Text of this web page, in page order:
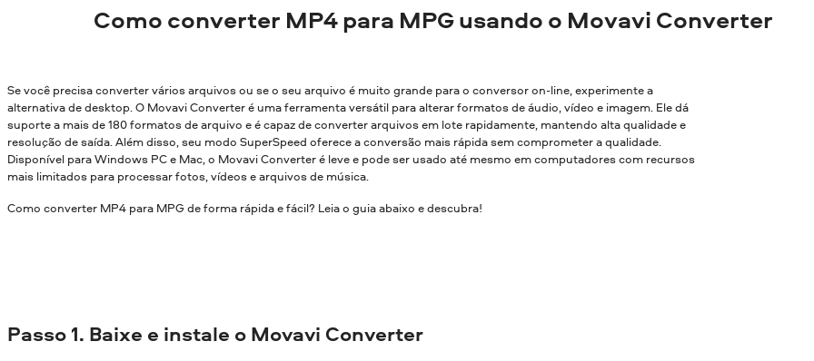
Como converter MP4 para MPG usando o Movavi Converter
Se você precisa converter vários arquivos ou se o seu arquivo é muito grande para o conversor on-line, experimente a
alternativa de desktop. O Movavi Converter é uma ferramenta versátil para alterar formatos de áudio, vídeo e imagem. Ele dá
suporte a mais de 180 formatos de arquivo e é capaz de converter arquivos em lote rapidamente, mantendo alta qualidade e
resolução de saída. Além disso, seu modo SuperSpeed oferece a conversão mais rápida sem comprometer a qualidade.
Disponível para Windows PC e Mac, o Movavi Converter é leve e pode ser usado até mesmo em computadores com recursos
mais limitados para processar fotos, vídeos e arquivos de música.
Como converter MP4 para MPG de forma rápida e fácil? Leia o guia abaixo e descubra!
Passo 1. Baixe e instale o Movavi Converter